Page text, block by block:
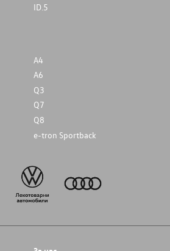
ID.5
A4
A6
Q3
Q7
Q8
e-tron Sportback